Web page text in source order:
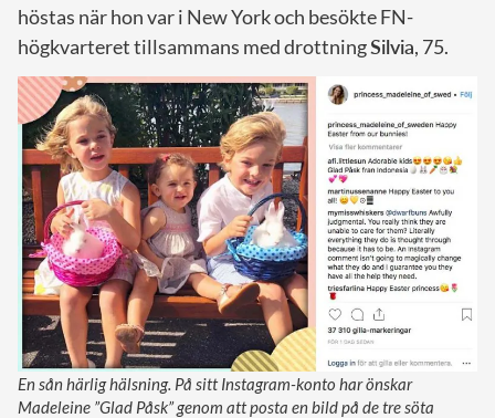
höstas när hon var i New York och besökte FN-
högkvarteret tillsammans med drottningSilvia, 75.
En sån härlig hälsning. På sitt Instagram-konto har önskar
Madeleine ”Glad Påsk” genom att posta en bild på de tre söta